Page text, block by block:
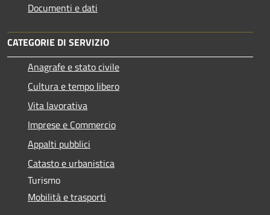
Documenti e dati
CATEGORIE DI SERVIZIO
Anagrafe e stato civile
Cultura e tempo libero
Vita lavorativa
Imprese e Commercio
Appalti pubblici
Catasto e urbanistica
Turismo
Mobilità e trasporti